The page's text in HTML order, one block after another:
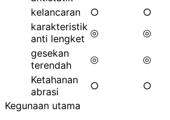
kelancaran
○ ○
karakteristik
anti lengket ◎ ◎
gesekan
terendah
◎ ◎
Ketahanan
abrasi
○ ○
Kegunaan utama